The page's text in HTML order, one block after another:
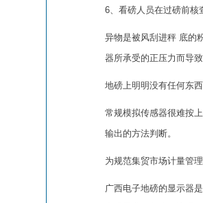
6、看磅人员在过磅前核
异物是被风刮进秤 底的
器所承受的正压力而导
地磅上明明没有任何东
常规模拟传感器很难按
输出的方法判断。
为规范集贸市场计量管
广西电子地磅的显示器